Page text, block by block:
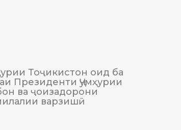
Тоҷикистон оид ба
Президенти Ҷумҳурии
ва ҷоизадорони
варзишӣ